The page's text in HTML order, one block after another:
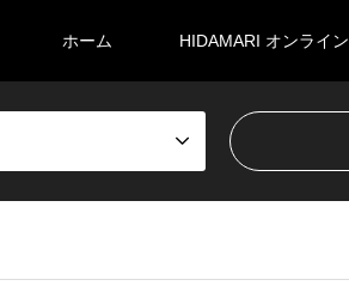
ホーム HIDAMARI オンライン